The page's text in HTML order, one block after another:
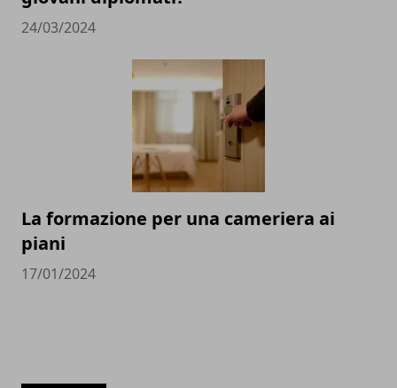
24/03/2024
La formazione per una cameriera ai
piani
17/01/2024